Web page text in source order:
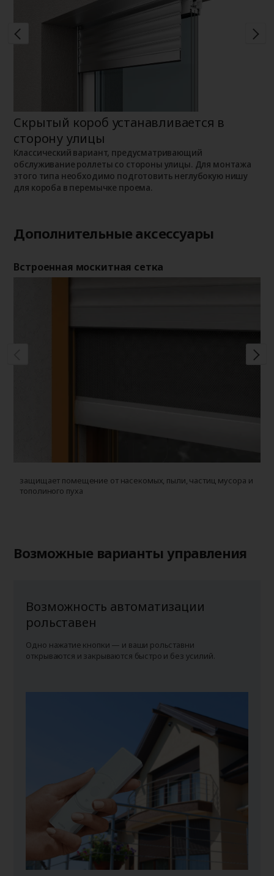
Скрытый короб устанавливается в
сторону улицы
Классический вариант, предусматривающий
обслуживание роллеты со стороны улицы. Для монтажа
этого типа необходимо подготовить неглубокую нишу
для короба в перемычке проема.
Дополнительные аксессуары
Встроенная москитная сетка
защищает помещение от насекомых, пыли, частиц мусора и
тополиного пуха
Возможные варианты управления
Возможность автоматизации
рольставен
Одно нажатие кнопки — и ваши рольставни
открываются и закрываются быстро и без усилий.